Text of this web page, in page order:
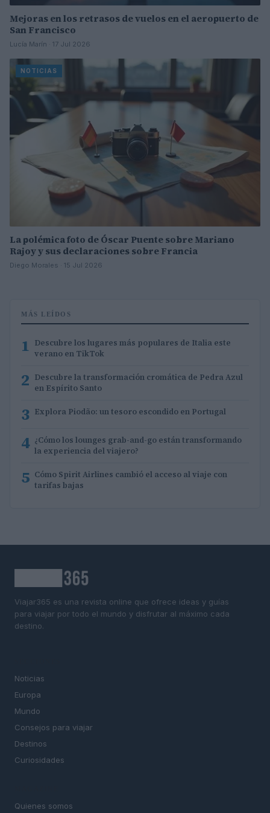
Mejoras en los retrasos de vuelos en el aeropuerto de
San Francisco
Lucía Marín · 17 Jul 2026
NOTICIAS
La polémica foto de Óscar Puente sobre Mariano
Rajoy y sus declaraciones sobre Francia
Diego Morales · 15 Jul 2026
MÁS LEÍDOS
1 Descubre los lugares más populares de Italia este
verano en TikTok
2 Descubre la transformación cromática de Pedra Azul
en Espírito Santo
3 Explora Piodão: un tesoro escondido en Portugal
4 ¿Cómo los lounges grab-and-go están transformando
la experiencia del viajero?
5 Cómo Spirit Airlines cambió el acceso al viaje con
tarifas bajas
Viajar365 es una revista online que ofrece ideas y guías
para viajar por todo el mundo y disfrutar al máximo cada
destino.
Noticias
Europa
Mundo
Consejos para viajar
Destinos
Curiosidades
Quienes somos